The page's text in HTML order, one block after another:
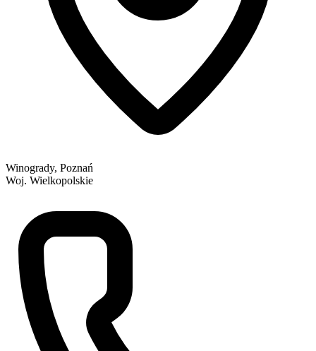
Winogrady, Poznań
Woj. Wielkopolskie